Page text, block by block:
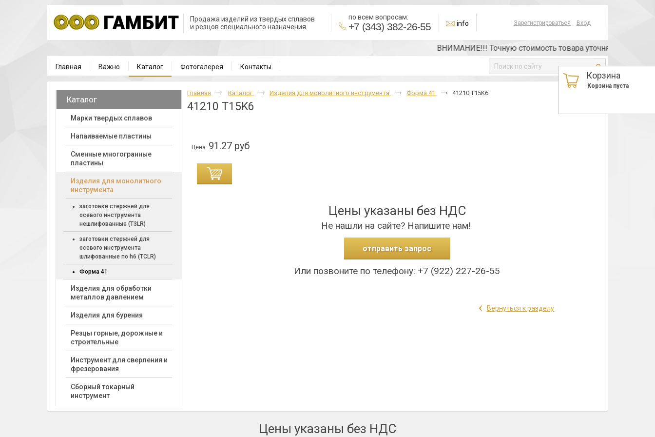
Зарегистрироваться Вход
Продажа изделий из твердых сплавов
и резцов специального назначения
по всем вопросам:
+7 (343) 382-26-55 info
ВНИМАНИЕ!!! Точную стоимость товара уточняйте у
Главная Важно Каталог Фотогалерея Контакты
Корзина
Корзина пуста
Каталог
Марки твердых сплавов
Напаиваемые пластины
Cменные многогранные
пластины
Изделия для монолитного
инструмента
заготовки стержней для
осевого инструмента
нешлифованные (T3LR)
заготовки стержней для
осевого инструмента
шлифованные по h6 (TCLR)
Форма 41
Изделия для обработки
металлов давлением
Изделия для бурения
Резцы горные, дорожные и
строительные
Инструмент для сверления и
фрезерования
Сборный токарный
инструмент
Главная Каталог Изделия для монолитного инструмента Форма 41 41210 T15K6
41210 T15K6
Цена: 91.27 руб
Цены указаны без НДС
Не нашли на сайте? Напишите нам!
отправить запрос
Или позвоните по телефону: +7 (922) 227-26-55
‹ Вернуться к разделу
Цены указаны без НДС